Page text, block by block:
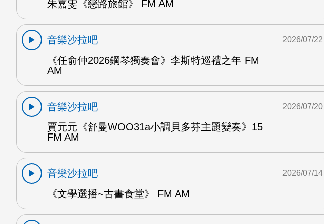
朱嘉雯《戀路旅館》 FM AM
音樂沙拉吧
《任俞仲2026鋼琴獨奏會》李斯特巡禮之年 FM
AM
2026/07/22
音樂沙拉吧
賈元元《舒曼WOO31a小調貝多芬主題變奏》15
FM AM
2026/07/20
音樂沙拉吧
《文學選播~古書食堂》 FM AM
2026/07/14